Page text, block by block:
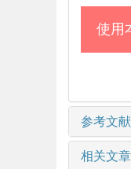
使用
参考文献
相关文章